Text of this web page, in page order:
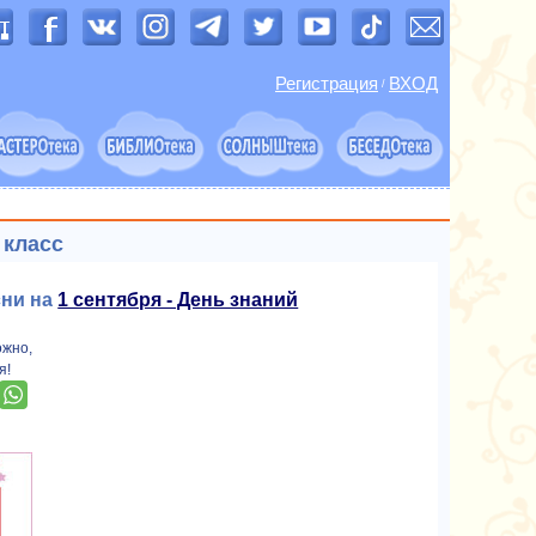
Регистрация / ВХОД
на 1 сентября - День знаний